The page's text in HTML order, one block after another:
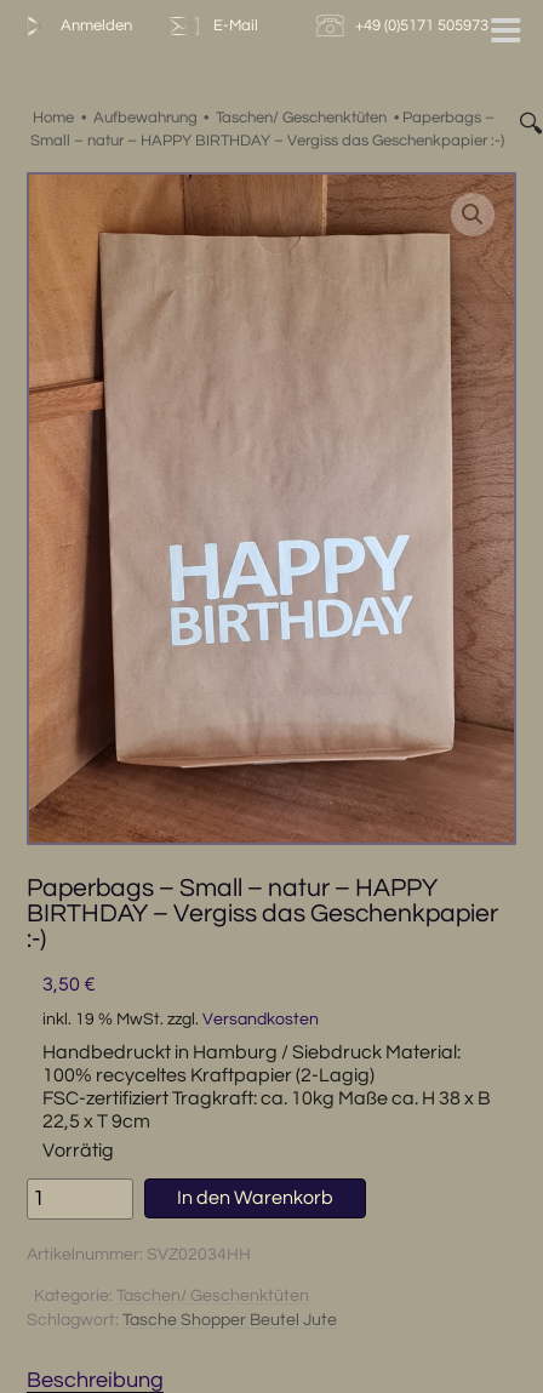
Zum
Anmelden E-Mail +49 (0)5171 505973
Home • Aufbewahrung • Taschen/ Geschenktüten • Paperbags –
Small – natur – HAPPY BIRTHDAY – Vergiss das Geschenkpapier :-)
🔍
Paperbags – Small – natur – HAPPY
BIRTHDAY – Vergiss das Geschenkpapier
:-)
3,50 €
inkl. 19 % MwSt. zzgl. Versandkosten
Handbedruckt in Hamburg / Siebdruck Material:
100% recyceltes Kraftpapier (2-Lagig)
FSC-zertifiziert Tragkraft: ca. 10kg Maße ca. H 38 x B
22,5 x T 9cm
Vorrätig
Paperbags
-
Small
natur
-
BIRTHDAY
In den Warenkorb
Artikelnummer: SVZ02034HH
Kategorie: Taschen/ Geschenktüten
Schlagwort:Tasche Shopper Beutel Jute
Beschreibung